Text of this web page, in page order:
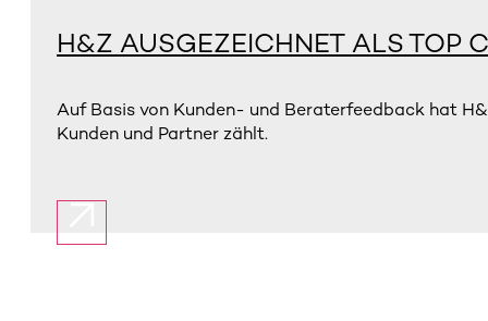
H&Z AUSGEZEICHNET ALS TOP
Auf Basis von Kunden- und Beraterfeedback hat
Kunden und Partner zählt.